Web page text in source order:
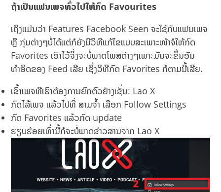
ຖ້າເປັນແຟນເພຈທົ່ວໄປໃຫ້ກົດ Favourites
ເຖິງແມ່ນວ່າ Features Facebook Seen ຈະໃຊ້ກັບແຟນເພຈ
ຫຼື ກຸ່ມຕ່າງໆບໍ່ໄດ້ແຕ່ກໍຍັງມີວິທີແກ້ໄຂແບບສະເພາະໜ້າຈໍໃຫ້ກົດ
Favorites ເອົາໄວ້ຈຶ່ງຈະບໍ່ພາດໂພສຕ່າງໆເພາະມັນຈະຂຶ້ນອັນ
ທຳອິດຂອງ Feed ເລີຍ ເຊິ່ງວິທີກົດ Favorites ກໍຕາມນີ້ເລີຍ.
ເຂົ້າເພຈທີເຮົາຕ້ອງການຍົກຕົວຢ່າງເຊັ່ນ: Lao X
ກົດໄລ້ເພຈ ແລ້ວໄປທີ່ ສາມຈ້ຳ ເລືອກ Follow Settings
ກົດ Favorites ແລ້ວກົດ update
ຮຽບຮ້ອຍເທົ່ານີ້ກໍຈະບໍ່ພາດຂ່າວສານຈາກ Lao X